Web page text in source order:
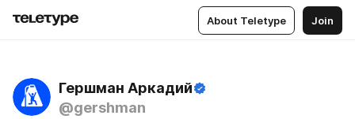
About Teletype Join
Гершман Аркадий
@gershman